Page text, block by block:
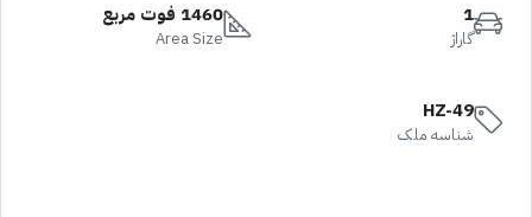
1
گاراژ
1460 فوت مربع
Area Size
HZ-49
شناسه ملک